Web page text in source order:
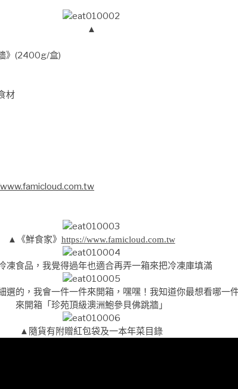
▲
》(2400g/盒)
材
▲《鮮食家》 https://www.famicloud.com.tw
凍食品，我覺得過年也適合再弄一箱來把冷凍庫填滿
選的，我會一件一件來開箱，嘿嘿！我知道你最想看哪一
來開箱「珍苑頂級澳洲鮑參貝佛跳牆」
▲隨貨有附贈紅包袋及一本年菜目錄